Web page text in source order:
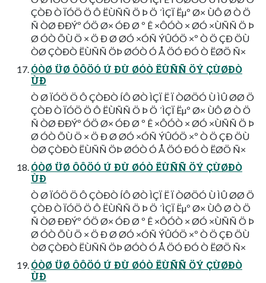
ÇÒÐ Ò ÏÓÖ Ö Ô ËÙÑÑ Ö Þ Ö ´ÌÇÏ Ëµº Ø× ÙÔ Ø Ò Ö
Ñ ÒØ ÐÐÝº ÓÖ Ø× ÓÐ Ø º Ê ×ÔÓÒ × ØÓ ×ÙÑÑ Ö Þ
Ø ÓÒ ÕÙ Ö × Ö Ð Ø ØÓ ×ÓÑ ÝÛÓÖ ×º Ò Ö ÇÐ ÖÙ
ÒØ ÇÒÐÒ ËÙÑÑ ÖÞ ØÓÒ Ó Å ÖÓ ÐÓ Ò ËØÖ Ñ×
ÓÒØ ÜØ ÔÔÖÓ Ú ÐÙ ØÓÒ ËÙÑÑ ÖÝ ÇÙØÐÒ
ÙÐ
Ò Ø ÏÓÖ Ö Ô ÇÒÐÒ ÍÔ ØÒ ÌÇÏ Ë Ï ÒØÖÓ Ù ÌÛ ØØ Ö
ÇÒÐ Ò ÏÓÖ Ö Ô ËÙÑÑ Ö Þ Ö ´ÌÇÏ Ëµº Ø× ÙÔ Ø Ò Ö
Ñ ÒØ ÐÐÝº ÓÖ Ø× ÓÐ Ø º Ê ×ÔÓÒ × ØÓ ×ÙÑÑ Ö Þ
Ø ÓÒ ÕÙ Ö × Ö Ð Ø ØÓ ×ÓÑ ÝÛÓÖ ×º Ò Ö ÇÐ ÖÙ
ÒØ ÇÒÐÒ ËÙÑÑ ÖÞ ØÓÒ Ó Å ÖÓ ÐÓ Ò ËØÖ Ñ×
ÓÒØ ÜØ ÔÔÖÓ Ú ÐÙ ØÓÒ ËÙÑÑ ÖÝ ÇÙØÐÒ
ÙÐ
Ò Ø ÏÓÖ Ö Ô ÇÒÐÒ ÍÔ ØÒ ÌÇÏ Ë Ï ÒØÖÓ Ù ÌÛ ØØ Ö
ÇÒÐ Ò ÏÓÖ Ö Ô ËÙÑÑ Ö Þ Ö ´ÌÇÏ Ëµº Ø× ÙÔ Ø Ò Ö
Ñ ÒØ ÐÐÝº ÓÖ Ø× ÓÐ Ø º Ê ×ÔÓÒ × ØÓ ×ÙÑÑ Ö Þ
Ø ÓÒ ÕÙ Ö × Ö Ð Ø ØÓ ×ÓÑ ÝÛÓÖ ×º Ò Ö ÇÐ ÖÙ
ÒØ ÇÒÐÒ ËÙÑÑ ÖÞ ØÓÒ Ó Å ÖÓ ÐÓ Ò ËØÖ Ñ×
ÓÒØ ÜØ ÔÔÖÓ Ú ÐÙ ØÓÒ ËÙÑÑ ÖÝ ÇÙØÐÒ
ÙÐ